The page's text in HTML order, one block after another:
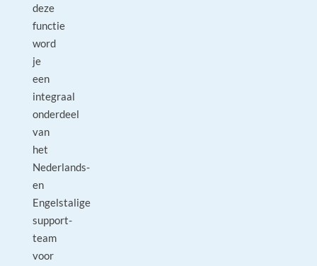
deze
functie
word
je
een
integraal
onderdeel
van
het
Nederlands-
en
Engelstalige
support-
team
voor